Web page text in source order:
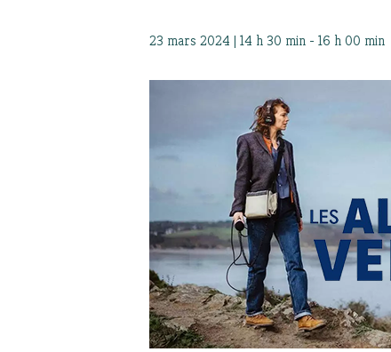
23 mars 2024 | 14 h 30 min - 16 h 00 min